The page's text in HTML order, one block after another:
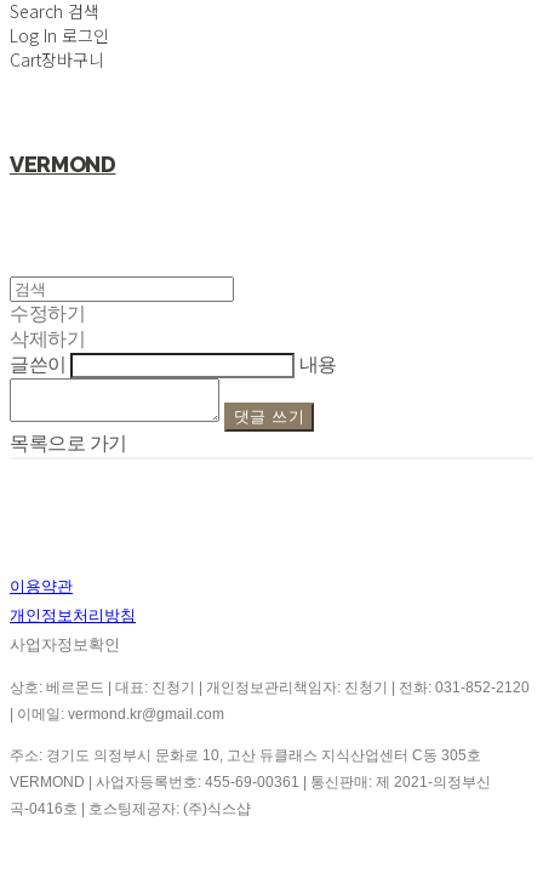
Search 검색
Log In 로그인
Cart장바구니
VERMOND
수정하기
삭제하기
글쓴이
내용
댓글 쓰기
목록으로 가기
이용약관
개인정보처리방침
사업자정보확인
상호: 베르몬드 | 대표: 진청기 | 개인정보관리책임자: 진청기 | 전화: 031-852-2120
| 이메일: vermond.kr@gmail.com
주소: 경기도 의정부시 문화로 10, 고산 듀클래스 지식산업센터 C동 305호
VERMOND | 사업자등록번호: 455-69-00361 | 통신판매: 제 2021-의정부신
곡-0416호 | 호스팅제공자: (주)식스샵